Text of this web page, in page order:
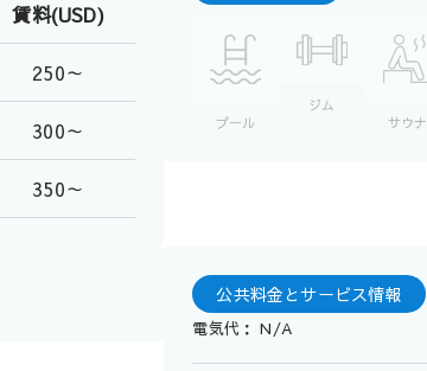
賃料(USD)
250～
300～
350～
プール
ジム
サウナ
公共料金とサービス情報
電気代： N/A